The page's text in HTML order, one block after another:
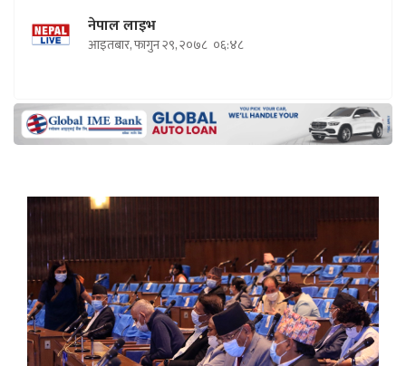
नेपाल लाइभ
आइतबार, फागुन २९, २०७८ ०६:४८